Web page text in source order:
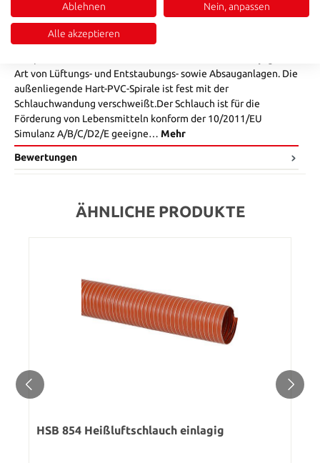
Beschreibung
Der Saugschlauch HSB 857 ist vielseitig einsetzbar zum
Art von Lüftungs- und Entstaubungs- sowie Absauganlagen. Die
außenliegende Hart-PVC-Spirale ist fest mit der
Schlauchwandung verschweißt.Der Schlauch ist für die
Förderung von Lebensmitteln konform der 10/2011/EU
Simulanz A/B/C/D2/E geeigne… Mehr
Bewertungen
ÄHNLICHE PRODUKTE
HSB 854 Heißluftschlauch einlagig
Ablehnen Nein, anpassen
Alle akzeptieren